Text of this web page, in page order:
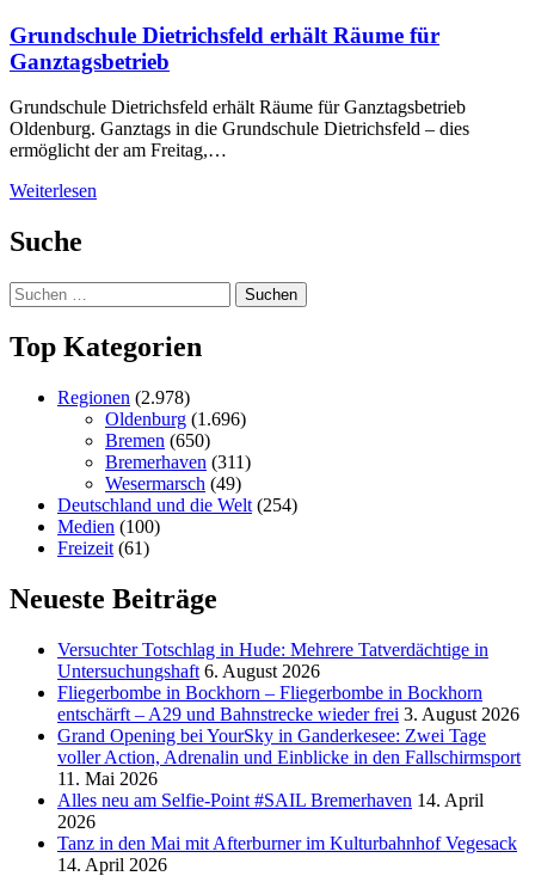
Grundschule Dietrichsfeld erhält Räume für
Ganztagsbetrieb
Grundschule Dietrichsfeld erhält Räume für Ganztagsbetrieb
Oldenburg. Ganztags in die Grundschule Dietrichsfeld – dies
ermöglicht der am Freitag,…
Weiterlesen
Suche
Suchen
nach:
Top Kategorien
Regionen (2.978)
Oldenburg (1.696)
Bremen (650)
Bremerhaven (311)
Wesermarsch (49)
Deutschland und die Welt (254)
Medien (100)
Freizeit (61)
Neueste Beiträge
Versucht­er Totschlag in Hude: Mehrere Tatverdächtige in
Untersuchungshaft 6. August 2026
Fliegerbombe in Bockhorn – Fliegerbombe in Bockhorn
entschärft – A29 und Bahnstrecke wieder frei 3. August 2026
Grand Opening bei YourSky in Ganderkesee: Zwei Tage
voller Action, Adrenalin und Einblicke in den Fallschirmsport
11. Mai 2026
Alles neu am Selfie-Point #SAIL Bremerhaven 14. April
2026
Tanz in den Mai mit Afterburner im Kulturbahnhof Vegesack
14. April 2026